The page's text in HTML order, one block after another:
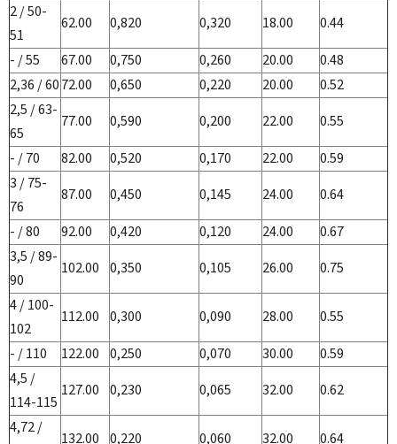
2 / 50-
51
62.00 0,820 0,320 18.00
0.44
- / 55
67.00 0,750 0,260 20.00
0.48
2,36 / 6072.00 0,650 0,220 20.00
0.52
2,5 / 63-
65
77.00 0,590 0,200 22.00
0.55
- / 70
82.00 0,520 0,170 22.00
0.59
3 / 75-
76
87.00 0,450 0,145 24.00
0.64
- / 80
92.00 0,420 0,120 24.00
0.67
3,5 / 89-
90
102.00 0,350 0,105 26.00
0.75
4 / 100-
102
112.00 0,300 0,090 28.00
0.55
- / 110
122.00 0,250 0,070 30.00
0.59
4,5 /
114-115
127.00 0,230 0,065 32.00
0.62
4,72 /
132.00 0,220 0,060 32.00 0.64